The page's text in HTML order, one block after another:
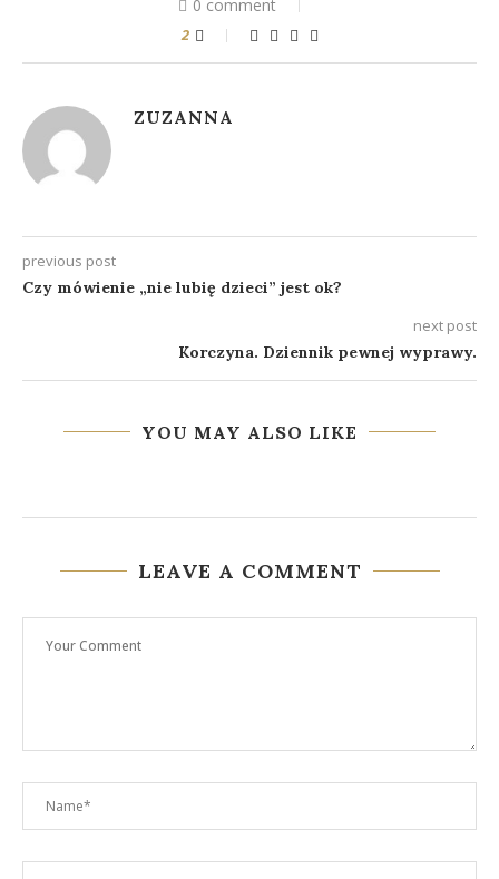
0 comment
2
ZUZANNA
previous post
Czy mówienie „nie lubię dzieci” jest ok?
next post
Korczyna. Dziennik pewnej wyprawy.
YOU MAY ALSO LIKE
LEAVE A COMMENT